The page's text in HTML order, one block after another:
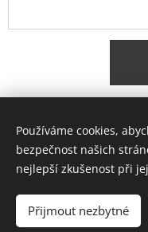
© 2025
Vytvořeno
Používáme cookies,
bezpečnost našich
nejlepší zkušenost při
Přijmout nezbytné